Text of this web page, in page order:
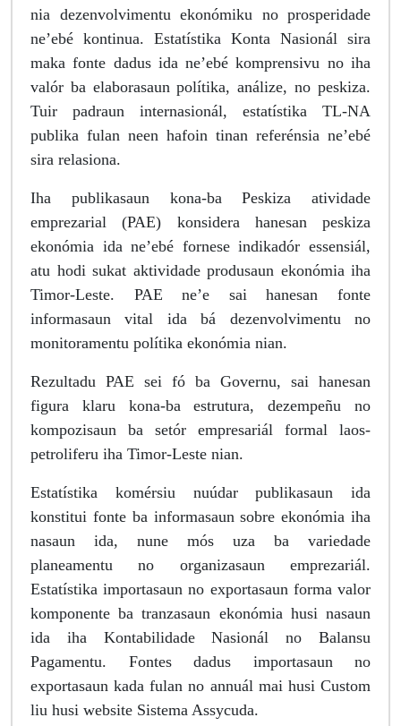
nia dezenvolvimentu ekonómiku no prosperidade
ne’ebé kontinua. Estatístika Konta Nasionál sira
maka fonte dadus ida ne’ebé komprensivu no iha
valór ba elaborasaun polítika, análize, no peskiza.
Tuir padraun internasionál, estatístika TL-NA
publika fulan neen hafoin tinan referénsia ne’ebé
sira relasiona.
Iha publikasaun kona-ba Peskiza atividade
emprezarial (PAE) konsidera hanesan peskiza
ekonómia ida ne’ebé fornese indikadór essensiál,
atu hodi sukat aktividade produsaun ekonómia iha
Timor-Leste. PAE ne’e sai hanesan fonte
informasaun vital ida bá dezenvolvimentu no
monitoramentu polítika ekonómia nian.
Rezultadu PAE sei fó ba Governu, sai hanesan
figura klaru kona-ba estrutura, dezempeñu no
kompozisaun ba setór empresariál formal laos-
petroliferu iha Timor-Leste nian.
Estatístika komérsiu nuúdar publikasaun ida
konstitui fonte ba informasaun sobre ekonómia iha
nasaun ida, nune mós uza ba variedade
planeamentu no organizasaun emprezariál.
Estatístika importasaun no exportasaun forma valor
komponente ba tranzasaun ekonómia husi nasaun
ida iha Kontabilidade Nasionál no Balansu
Pagamentu. Fontes dadus importasaun no
exportasaun kada fulan no annuál mai husi Custom
liu husi website Sistema Assycuda.